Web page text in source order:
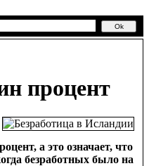
процент
а это означает, что
безработных было на